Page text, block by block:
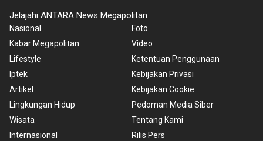
Jelajahi ANTARA News Megapolitan
Nasional
Kabar Megapolitan
Lifestyle
Iptek
Artikel
Lingkungan Hidup
Wisata
Internasional
Foto
Video
Ketentuan Penggunaan
Kebijakan Privasi
Kebijakan Cookie
Pedoman Media Siber
Tentang Kami
Rilis Pers